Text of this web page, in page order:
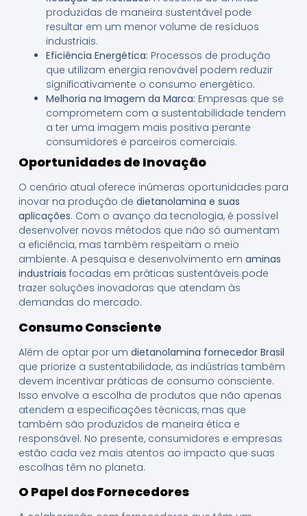
produzidas de maneira sustentável pode
resultar em um menor volume de resíduos
industriais.
Eficiência Energética: Processos de produção
que utilizam energia renovável podem reduzir
significativamente o consumo energético.
Melhoria na Imagem da Marca: Empresas que se
comprometem com a sustentabilidade tendem
a ter uma imagem mais positiva perante
consumidores e parceiros comerciais.
Oportunidades de Inovação
O cenário atual oferece inúmeras oportunidades para
inovar na produção de dietanolamina e suas
aplicações. Com o avanço da tecnologia, é possível
desenvolver novos métodos que não só aumentam
a eficiência, mas também respeitam o meio
ambiente. A pesquisa e desenvolvimento em aminas
industriais focadas em práticas sustentáveis pode
trazer soluções inovadoras que atendam às
demandas do mercado.
Consumo Consciente
Além de optar por um dietanolamina fornecedor Brasil
que priorize a sustentabilidade, as indústrias também
devem incentivar práticas de consumo consciente.
Isso envolve a escolha de produtos que não apenas
atendem a especificações técnicas, mas que
também são produzidos de maneira ética e
responsável. No presente, consumidores e empresas
estão cada vez mais atentos ao impacto que suas
escolhas têm no planeta.
O Papel dos Fornecedores